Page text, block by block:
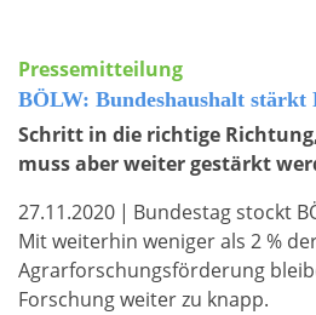
Pressemitteilung
BÖLW: Bundeshaushalt stärkt
Schritt in die richtige
muss aber weiter gestärkt
27.11.2020 | Bundestag stockt
Mit weiterhin weniger als 2 %
Agrarforschungsförderung
Forschung weiter zu knapp.